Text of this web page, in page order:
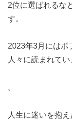
2位に選ばれるな
す。
2023年3月にはポ
人々に読まれてい
。
人生に迷いを抱